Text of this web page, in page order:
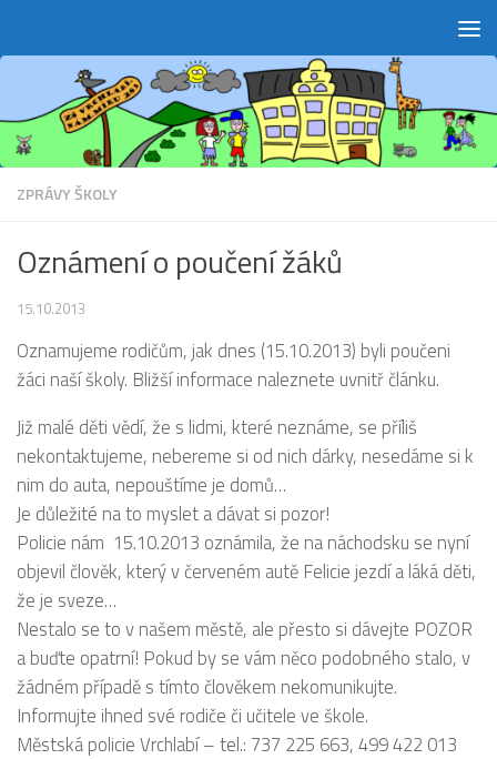
ZPRÁVY ŠKOLY
Oznámení o poučení žáků
15.10.2013
Oznamujeme rodičům, jak dnes (15.10.2013) byli poučeni
žáci naší školy. Bližší informace naleznete uvnitř článku.
Již malé děti vědí, že s lidmi, které neznáme, se příliš
nekontaktujeme, nebereme si od nich dárky, nesedáme si k
nim do auta, nepouštíme je domů…
Je důležité na to myslet a dávat si pozor!
Policie nám 15.10.2013 oznámila, že na náchodsku se nyní
objevil člověk, který v červeném autě Felicie jezdí a láká děti,
že je sveze…
Nestalo se to v našem městě, ale přesto si dávejte POZOR
a buďte opatrní! Pokud by se vám něco podobného stalo, v
žádném případě s tímto člověkem nekomunikujte.
Informujte ihned své rodiče či učitele ve škole.
Městská policie Vrchlabí – tel.: 737 225 663, 499 422 013